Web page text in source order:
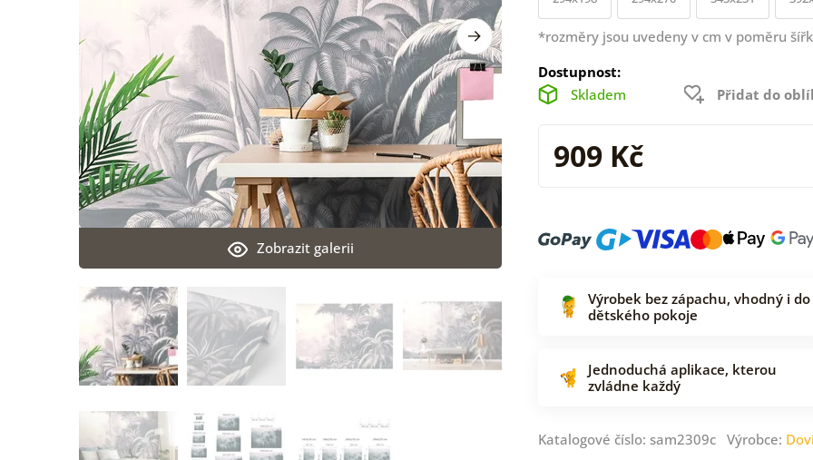
Zobrazit galerii
*rozměry jsou uvedeny v cm v poměru
Dostupnost:
Skladem
Přidat do
909 Kč
Výrobek bez zápachu, vhodný i do
dětského pokoje
Jednoduchá aplikace, kterou
zvládne každý
Katalogové číslo: sam2309c Výrobce: